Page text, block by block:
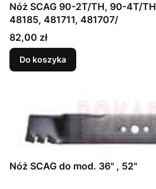
Nóż SCAG 90-2T/TH, 90-4T/TH /nr. org. 48108,
48185, 481711, 481707/
Cena
82,00 zł
Do koszyka
Nóż SCAG do mod. 36" , 52"